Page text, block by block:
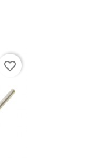
favorite_border